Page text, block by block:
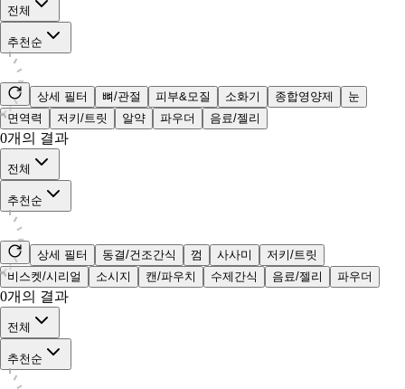
전체
추천순
상세 필터 뼈/관절 피부&모질 소화기 종합영양제
눈
면역력
저키/트릿 알약 파우더 음료/젤리
0개의 결과
전체
추천순
상세 필터 동결/건조간식 껌 사사미
저키/트릿
비스켓/시리얼
소시지 캔/파우치 수제간식 음료/젤리 파우더
0개의 결과
전체
추천순